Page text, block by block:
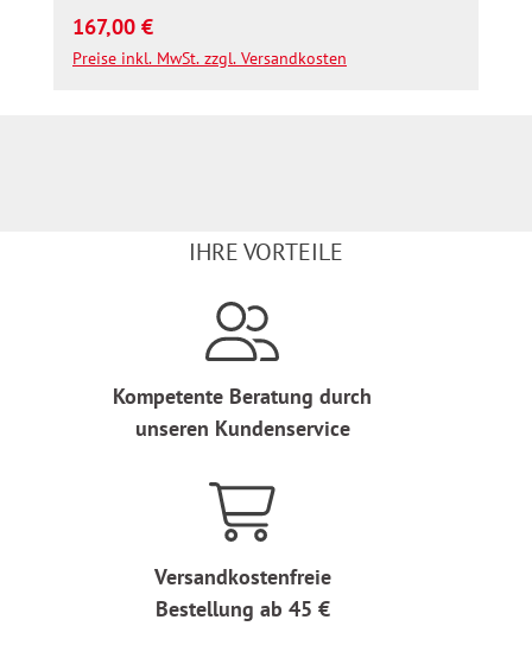
Regulärer Preis:
167,00 €
Preise inkl. MwSt. zzgl. Versandkosten
IHRE VORTEILE
Kompetente Beratung durch
unseren Kundenservice
Versandkostenfreie
Bestellung ab 45 €